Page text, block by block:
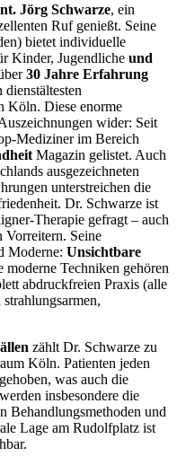
Jörg Schwarze, ein
Ruf genießt. Seine
bietet individuelle
Kinder, Jugendliche und
30 Jahre Erfahrung
Köln. Diese enorme
wider: Seit
Mediziner im Bereich
Magazin gelistet. Auch
ausgezeichneten
unterstreichen die
Dr. Schwarze ist
Therapie gefragt – auch
Vorreitern. Seine
Moderne: Unsichtbare
moderne Techniken gehören
abdruckfreien Praxis (alle
zählt Dr. Schwarze zu
Köln. Patienten jeden
was auch die
insbesondere die
Behandlungsmethoden und
Lage am Rudolfplatz ist